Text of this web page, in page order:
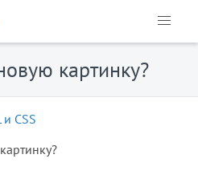
картинку?
CSS